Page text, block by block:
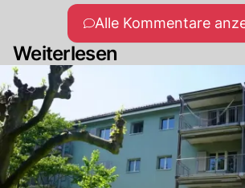
Alle Kommentare
Weiterlesen